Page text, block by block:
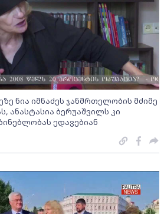
ნია იმნაძეს ჯანმრთელობის მძიმე
ანასტასია ბერუაშვილს კი
ედავებიან